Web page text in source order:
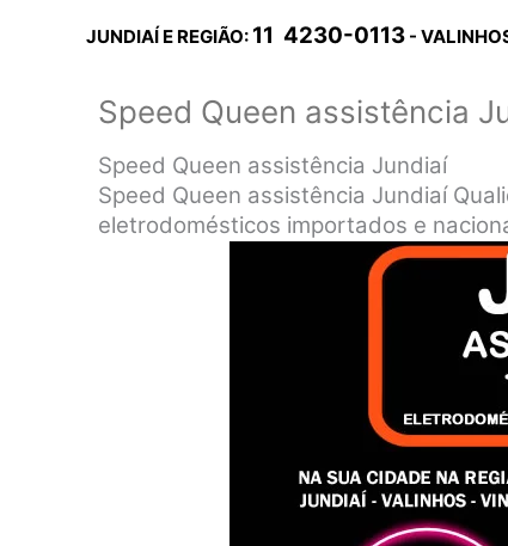
JUNDIAÍ E REGIÃO: 11 4230-0113 -
Speed Queen assistência
Speed Queen assistência Jundiaí
Speed Queen assistência Jundiaí
eletrodomésticos importados e